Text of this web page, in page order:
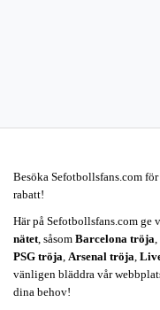
Besöka Sefotbollsfans.com
rabatt!
Här på Sefotbollsfans.com ge
nätet, såsom Barcelona tröja,
PSG tröja, Arsenal tröja,
vänligen bläddra vår
dina behov!